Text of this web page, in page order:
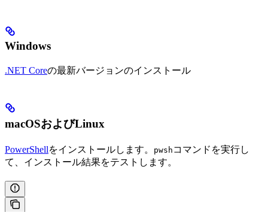
Windows
.NET Coreの最新バージョンのインストール
macOSおよびLinux
PowerShellをインストールします。 pwsh コマンドを実行し
て、インストール結果をテストします。